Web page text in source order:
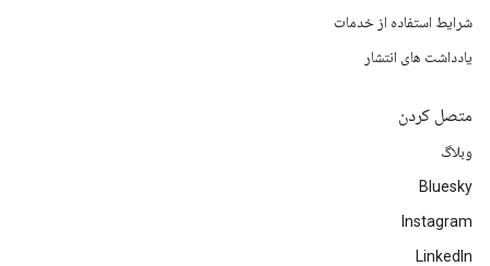
شرایط استفاده از خدمات
یادداشت های انتشار
متصل کردن
وبلاگ
Bluesky
Instagram
LinkedIn